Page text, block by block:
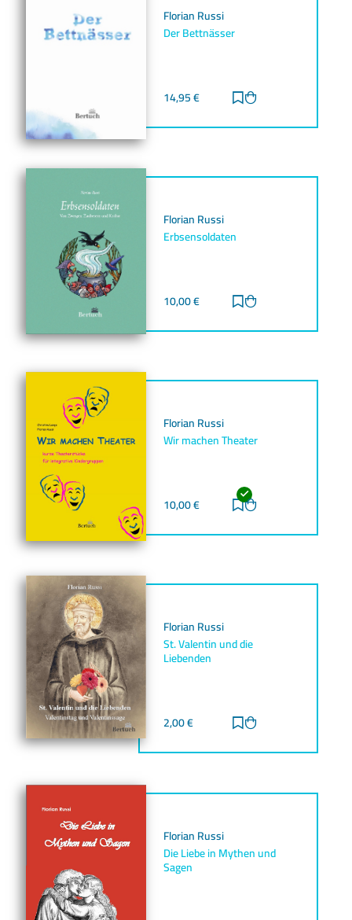
Florian Russi
Der Bettnässer
14,95€ Zur Merkliste
Florian Russi
Erbsensoldaten
10,00€ Zur Merkliste
Florian Russi
Wir machen Theater
10,00€ Zur Merkliste
Florian Russi
St. Valentin und die
Liebenden
2,00€ Zur Merkliste
Florian Russi
Die Liebe in Mythen und
Sagen